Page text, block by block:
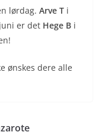
lørdag. Arve T i
er det Hege B i
ønskes dere alle